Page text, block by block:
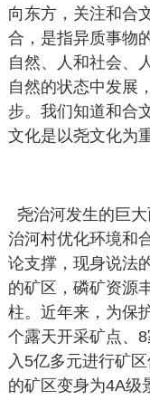
向东方，关注和合
合，是指异质事物
自然、人和社会、
自然的状态中发展
步。我们知道和合
文化是以尧文化为
尧治河发生的巨
治河村优化环境和
论支撑，现身说法
的矿区，磷矿资源
柱。近年来，为保
个露天开采矿点、
入5亿多元进行矿
的矿区变身为4A级